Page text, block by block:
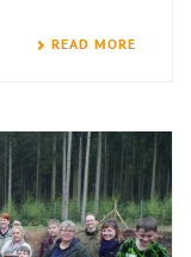
READ MORE